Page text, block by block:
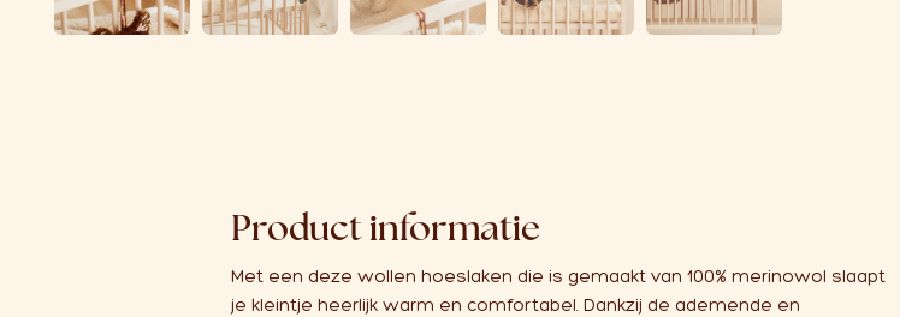
Product informatie
Met een deze wollen hoeslaken die is gemaakt van 100% merinowol slaapt
je kleintje heerlijk warm en comfortabel. Dankzij de ademende en